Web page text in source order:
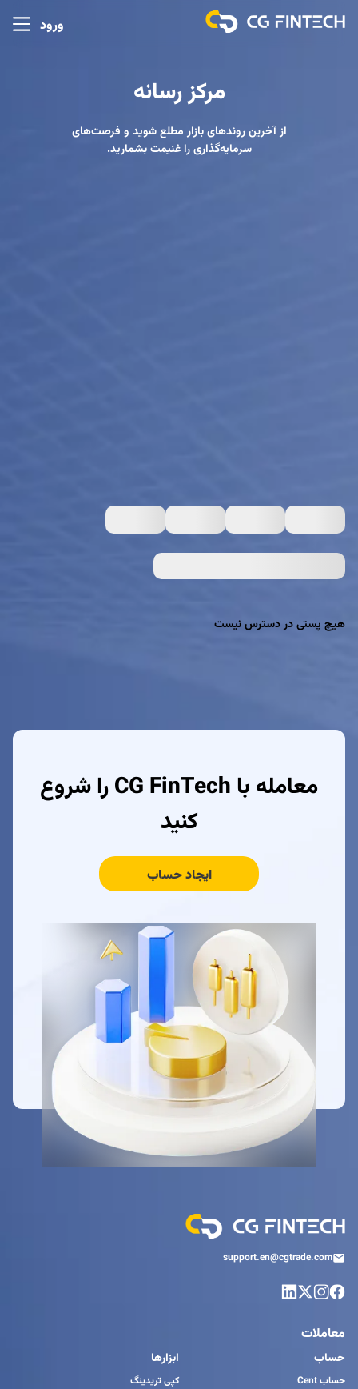
ورود
مرکز رسانه
از آخرین روندهای بازار مطلع شوید و فرصت‌های
سرمایه‌گذاری را غنیمت بشمارید.
هیچ پستی در دسترس نیست
معامله با CG FinTech را شروع
کنید
ایجاد حساب
support.en@cgtrade.com
معاملات
حساب
حساب Cent
ابزارها
کپی تریدینگ